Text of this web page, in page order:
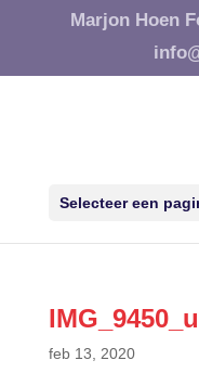
Marjon Hoen
Selecteer een
feb 13, 2020